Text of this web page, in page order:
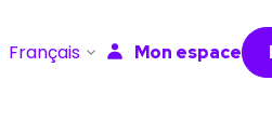
Français Mon espace